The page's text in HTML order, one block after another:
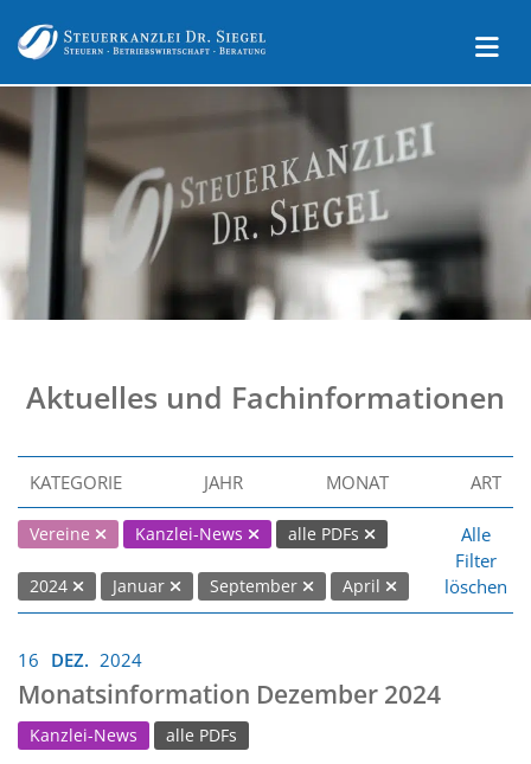
Aktuelles und Fachinformationen
KATEGORIE JAHR MONAT ART
Vereine Kanzlei-News alle PDFs
2024 Januar September April
Alle
Filter
löschen
16 DEZ. 2024
Monatsinformation Dezember 2024
Kanzlei-News alle PDFs